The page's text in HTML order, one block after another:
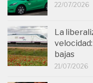
22/07/2026
La
bajas
21/07/2026